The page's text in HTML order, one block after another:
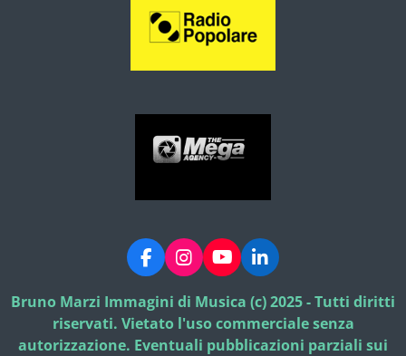
F
a
c
e
b
o
I
n
s
t
a
g
Y
o
u
T
u
b
L
i
n
k
e
d
Bruno Marzi Immagini di Musica (c) 2025 - Tutti diritti
riservati. Vietato l'uso commerciale senza
autorizzazione. Eventuali pubblicazioni parziali sui